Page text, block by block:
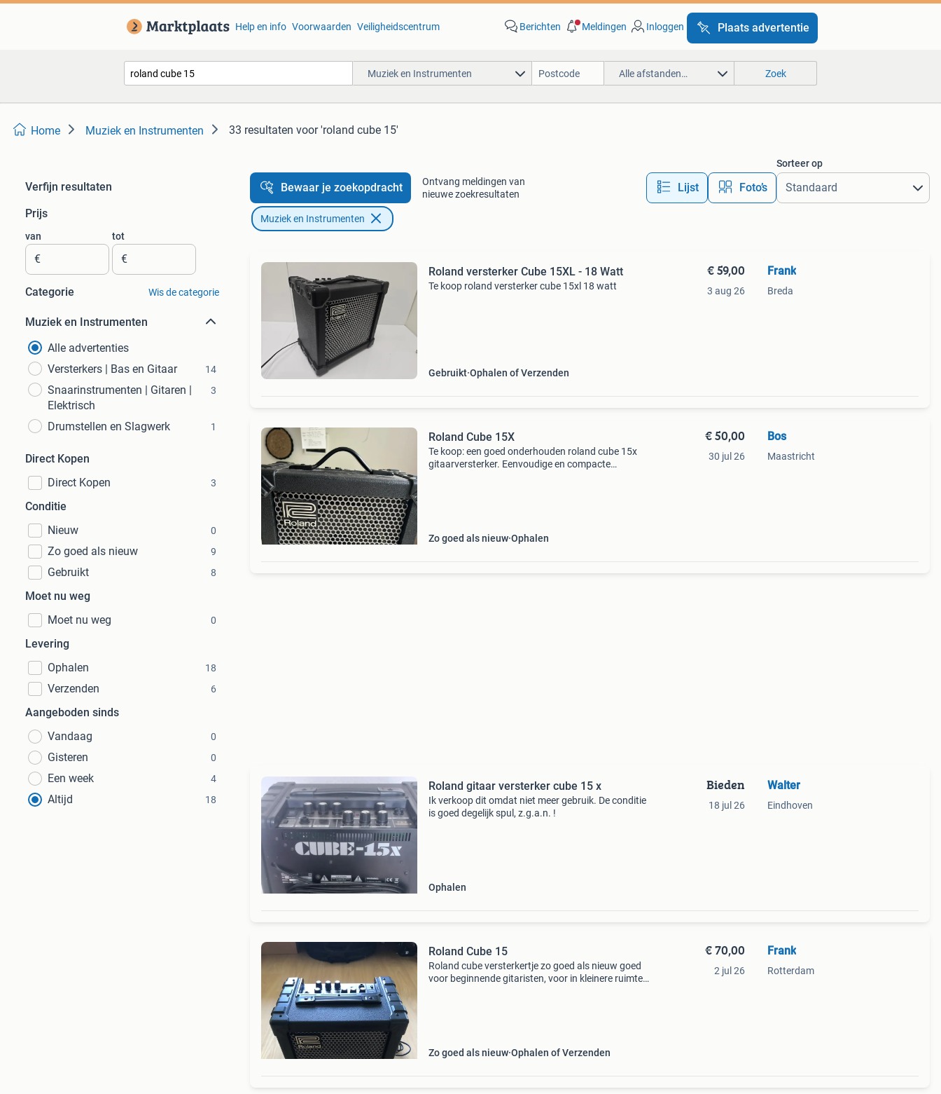
Help en info Voorwaarden Veiligheidscentrum Berichten Meldingen Inloggen Plaats advertentie
Muziek en Instrumenten Alle afstanden… Zoek
Home Muziek en Instrumenten 33 resultaten voor 'roland cube 15'
Verfijn resultaten
Prijs
van
€
tot
€
Categorie Wis de categorie
Muziek en Instrumenten
Alle advertenties
Versterkers | Bas en Gitaar
14
Snaarinstrumenten | Gitaren |
Elektrisch
3
Drumstellen en Slagwerk 1
Direct Kopen
Direct Kopen
3
Conditie
Nieuw
0
Zo goed als nieuw 9
Gebruikt 8
Moet nu weg
Moet nu weg
0
Levering
Ophalen
18
Verzenden 6
Aangeboden sinds
Vandaag
0
Gisteren 0
Een week 4
Altijd 18
Bewaar je zoekopdracht
Ontvang meldingen van
nieuwe zoekresultaten
Lijst Foto’s
Sorteer op
Muziek en Instrumenten
Roland versterker Cube 15XL - 18 Watt
Te koop roland versterker cube 15xl 18 watt
Gebruikt Ophalen of Verzenden
€ 59,00
3 aug 26
Frank
Breda
Roland Cube 15X
Te koop: een goed onderhouden roland cube 15x
gitaarversterker. Eenvoudige en compacte
Zo goed als nieuw Ophalen
€ 50,00
30 jul 26
Bos
Maastricht
Roland gitaar versterker cube 15 x
Ik verkoop dit omdat niet meer gebruik. De conditie
is goed degelijk spul, z.g.a.n. !
Ophalen
Bieden
18 jul 26
Walter
Eindhoven
Roland Cube 15
Roland cube versterkertje zo goed als nieuw goed
voor beginnende gitaristen, voor in kleinere ruimtes,
Zo goed als nieuw Ophalen of Verzenden
€ 70,00
2 jul 26
Frank
Rotterdam